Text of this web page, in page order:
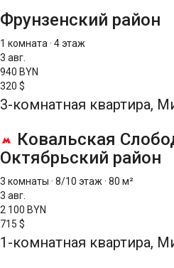
Фрунзенский район
1 комната · 4 этаж
3 авг.
940 BYN
320 $
3-комнатная квартира,
Ковальская
Октябрьский район
3 комнаты · 8/10 этаж · 80 м²
3 авг.
2 100 BYN
715 $
1-комнатная квартира,